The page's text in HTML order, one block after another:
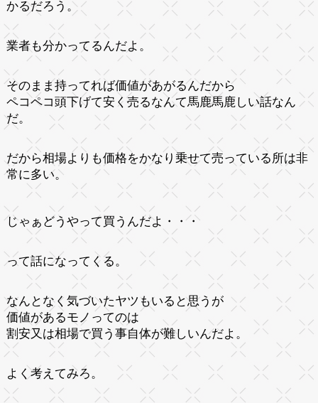
かるだろう。
業者も分かってるんだよ。
そのまま持ってれば価値があがるんだから
ペコペコ頭下げて安く売るなんて馬鹿馬鹿しい話なん
だ。
だから相場よりも価格をかなり乗せて売っている所は非
常に多い。
じゃぁどうやって買うんだよ・・・
って話になってくる。
なんとなく気づいたヤツもいると思うが
価値があるモノってのは
割安又は相場で買う事自体が難しいんだよ。
よく考えてみろ。